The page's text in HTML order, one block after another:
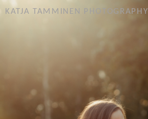
KATJA TAMMINEN PHOTOGRAPHY